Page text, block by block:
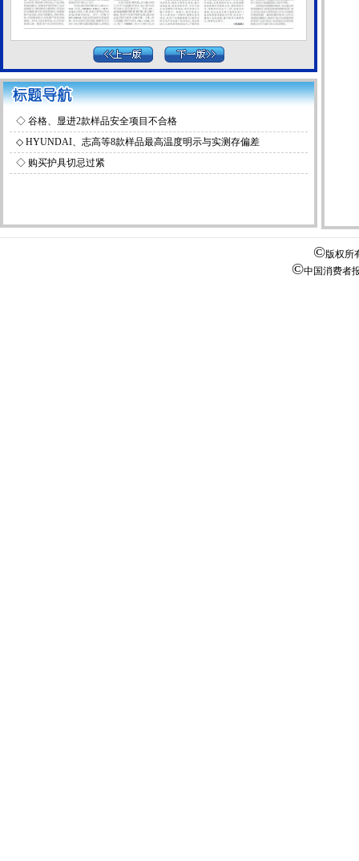
◇ 谷格、显进2款样品安全项目不合格
◇ HYUNDAI、志高等8款样品最高温度明示与实测存偏差
◇ 购买护具切忌过紧
©版权所
©中国消费者